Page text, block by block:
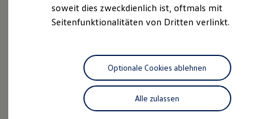
Driving Experience
Volkswagen entdecken
Lifestyle Shop
T-Roc Kollektion
Golf Kollektion
ID. Kollektion
Volkswagen Kollektion
R-Kollektion
Serviceanfrage stellen
soweit dies zweckdienlich ist, oftmals mit
Seitenfunktionalitäten von Dritten verlinkt.
Alle zulassen
Optionale Cookies ablehnen